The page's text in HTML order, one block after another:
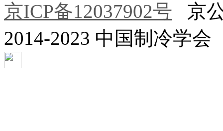
京ICP备12037902号 京
2014-2023 中国制冷学会